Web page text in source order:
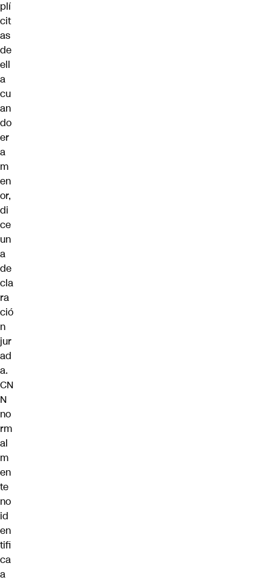
plí
cit
as
de
ell
a
cu
an
do
er
a
m
en
or,
di
ce
un
a
de
cla
ra
ció
n
jur
ad
a.
CN
N
no
rm
al
m
en
te
no
id
en
tifi
ca
a